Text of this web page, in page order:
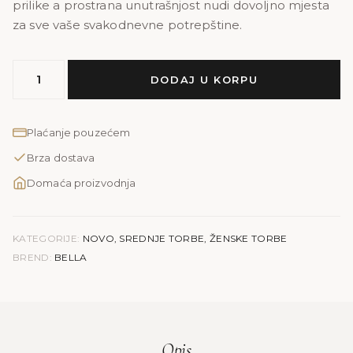
prilike a prostrana unutrašnjost nudi dovoljno mjesta
za sve vaše svakodnevne potrepštine.
BELLA
crvena
DODAJ U KORPU
Plaćanje pouzećem
Brza dostava
Domaća proizvodnja
KATEGORIJE: NOVO, SREDNJE TORBE, ŽENSKE TORBE
BREND: BELLA